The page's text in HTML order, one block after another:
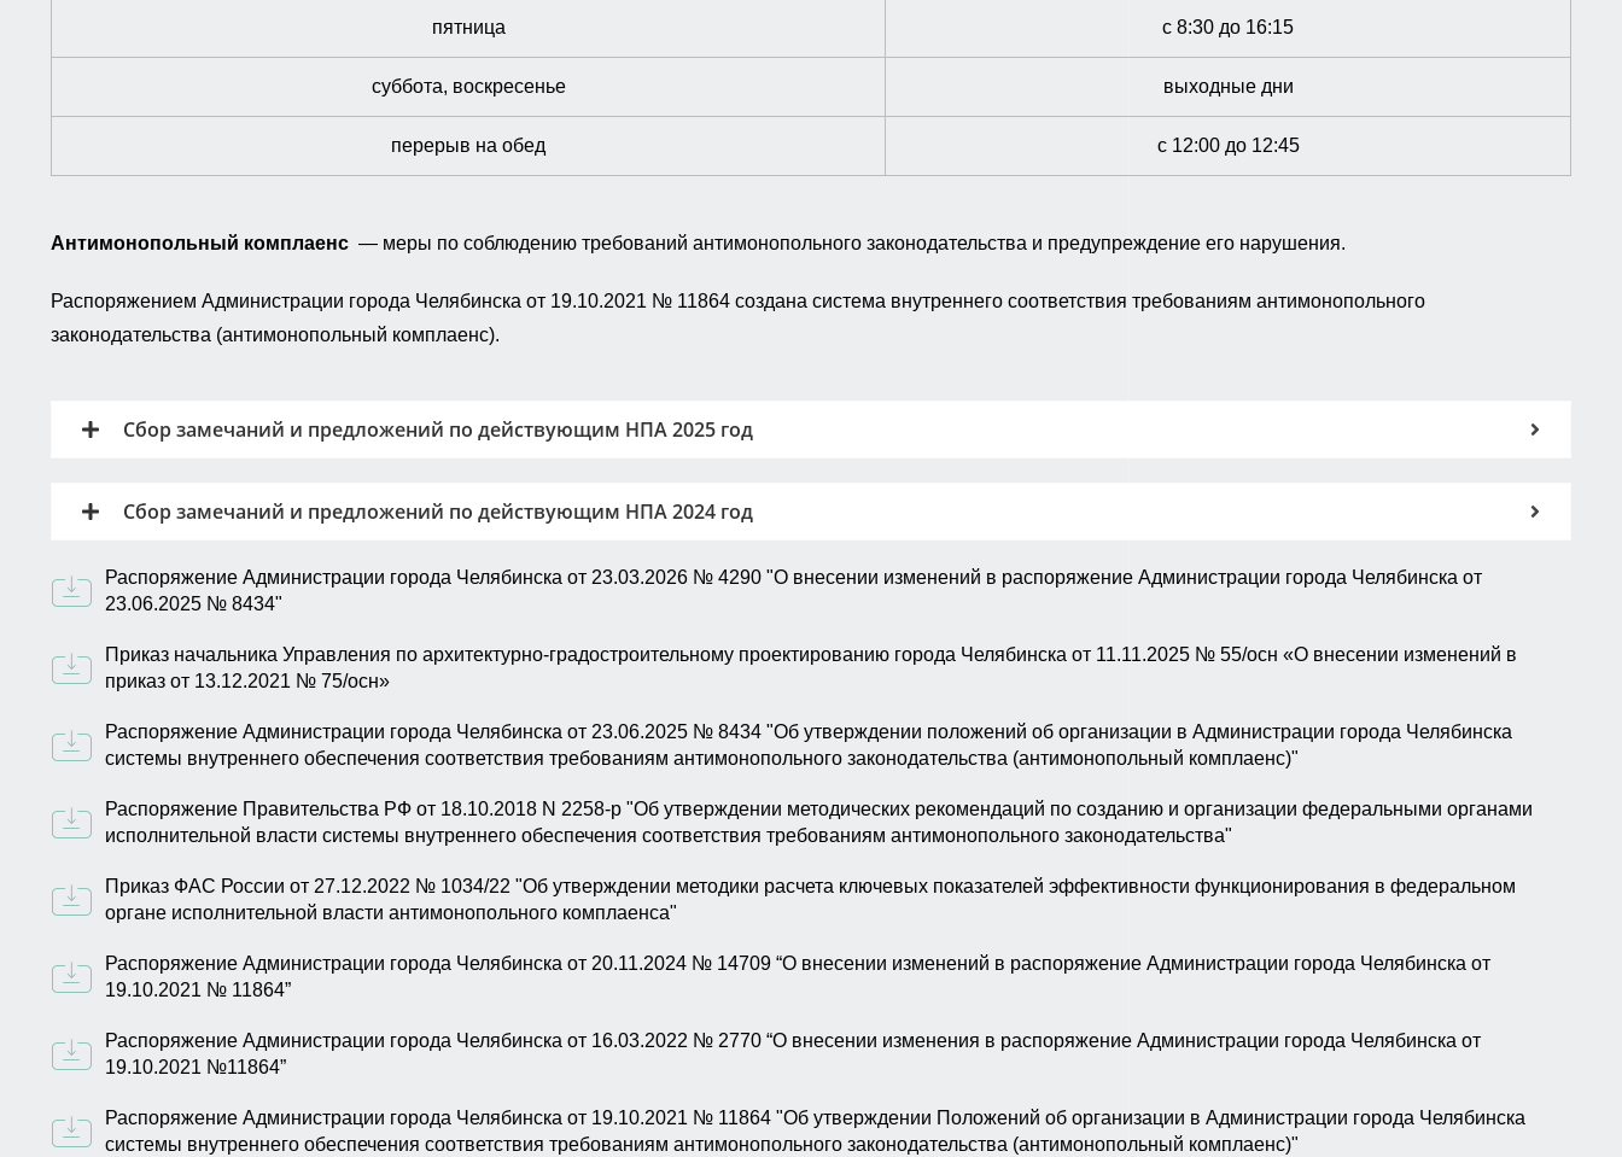
пятница с 8:30 до 16:15
суббота, воскресенье выходные дни
перерыв на обед с 12:00 до 12:45
Антимонопольный комплаенс — меры по соблюдению требований антимонопольного законодательства и предупреждение его нарушения.
Распоряжением Администрации города Челябинска от 19.10.2021 № 11864 создана система внутреннего соответствия требованиям антимонопольного
законодательства (антимонопольный комплаенс).
Сбор замечаний и предложений по действующим НПА 2025 год
Сбор замечаний и предложений по действующим НПА 2024 год
Распоряжение Администрации города Челябинска от 23.03.2026 № 4290 "О внесении изменений в распоряжение Администрации города Челябинска от
23.06.2025 № 8434"
Приказ начальника Управления по архитектурно-градостроительному проектированию города Челябинска от 11.11.2025 № 55/осн «О внесении изменений в
приказ от 13.12.2021 № 75/осн»
Распоряжение Администрации города Челябинска от 23.06.2025 № 8434 "Об утверждении положений об организации в Администрации города Челябинска
системы внутреннего обеспечения соответствия требованиям антимонопольного законодательства (антимонопольный комплаенс)"
Распоряжение Правительства РФ от 18.10.2018 N 2258-р "Об утверждении методических рекомендаций по созданию и организации федеральными органами
исполнительной власти системы внутреннего обеспечения соответствия требованиям антимонопольного законодательства"
Приказ ФАС России от 27.12.2022 № 1034/22 "Об утверждении методики расчета ключевых показателей эффективности функционирования в федеральном
органе исполнительной власти антимонопольного комплаенса"
Распоряжение Администрации города Челябинска от 20.11.2024 № 14709 “О внесении изменений в распоряжение Администрации города Челябинска от
19.10.2021 № 11864”
Распоряжение Администрации города Челябинска от 16.03.2022 № 2770 “О внесении изменения в распоряжение Администрации города Челябинска от
19.10.2021 №11864”
Распоряжение Администрации города Челябинска от 19.10.2021 № 11864 "Об утверждении Положений об организации в Администрации города Челябинска
системы внутреннего обеспечения соответствия требованиям антимонопольного законодательства (антимонопольный комплаенс)"